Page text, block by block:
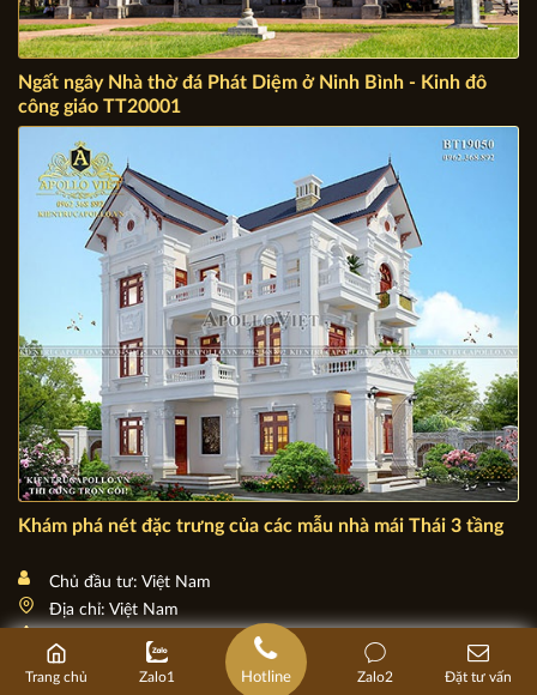
Ngất ngây Nhà thờ đá Phát Diệm ở Ninh Bình - Kinh đô
công giáo TT20001
Khám phá nét đặc trưng của các mẫu nhà mái Thái 3 tầng
Chủ đầu tư: Việt Nam
Trang chủ Zalo1 Hotline Zalo2 Đặt tư vấn